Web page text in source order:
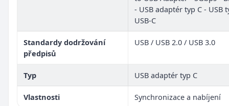
- USB adaptér typ C - USB
USB-C
Standardy dodržování
předpisů
USB / USB 2.0 / USB 3.0
Typ USB adaptér typ C
Vlastnosti Synchronizace a nabíjení